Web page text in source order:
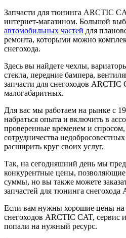
Запчасти для тюнинга ARCTIC
интернет-магазином. Большой
автомобильных частей для
ремонта, которыми можно
снегохода.
Здесь вы найдете чехлы,
стекла, передние бампера,
запчасти для снегоходов ARCTIC
малогабаритных.
Для вас мы работаем на рынке с
набраться опыта и включить в
проверенные временем и
сотрудничества
расширить круг своих услуг.
Так, на сегодняшний день мы
конкурентные цены,
суммы, но вы также можете
запчастей для тюнинга снегохода
Если вам нужны хорошие цены на
снегоходов ARCTIC CAT, сервис
попали на нужный ресурс.